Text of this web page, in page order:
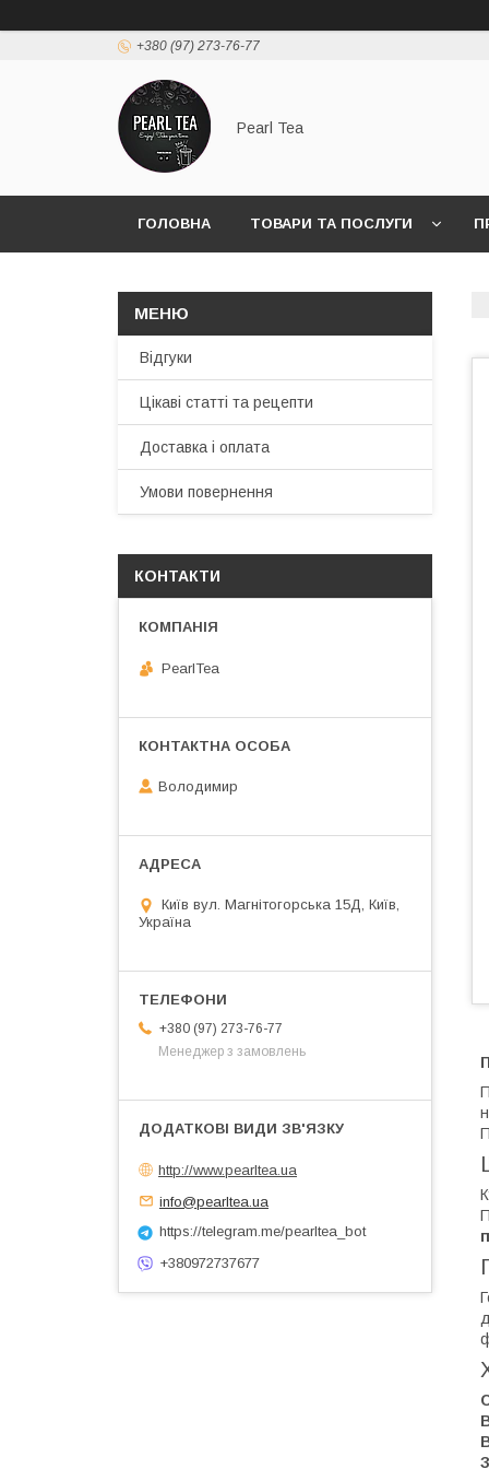
+380 (97) 273-76-77
Pearl Tea
ГОЛОВНА ТОВАРИ ТА ПОСЛУГИ
Відгуки
Цікаві статті та рецепти
Доставка і оплата
Умови повернення
КОНТАКТИ
PearlTea
Володимир
Київ вул. Магнiтогорська 15Д, Київ,
Україна
+380 (97) 273-76-77
Менеджер з замовлень
http://www.pearltea.ua
info@pearltea.ua
https://telegram.me/pearltea_bot
+380972737677